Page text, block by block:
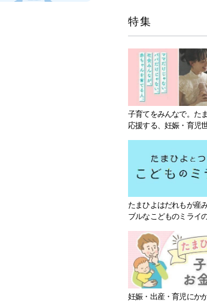
特集
子育てをみんなで。た
応援する、妊娠・育児
たまひよはだれもが産
ブルなこどものミライ
妊娠・出産・育児にか